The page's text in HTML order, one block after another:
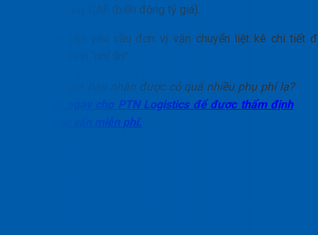
nhiên liệu) hay CAF (biến động tỷ giá).
Chủ hàng cần yêu cầu đơn vị vận chuyển liệt kê chi tiết
tránh phát sinh “phí ẩn”.
Báo giá bạn nhận được có quá nhiều phụ phí lạ?
Gửi ngay cho PTN Logistics để được thẩm định
và tư vấn miễn phí.